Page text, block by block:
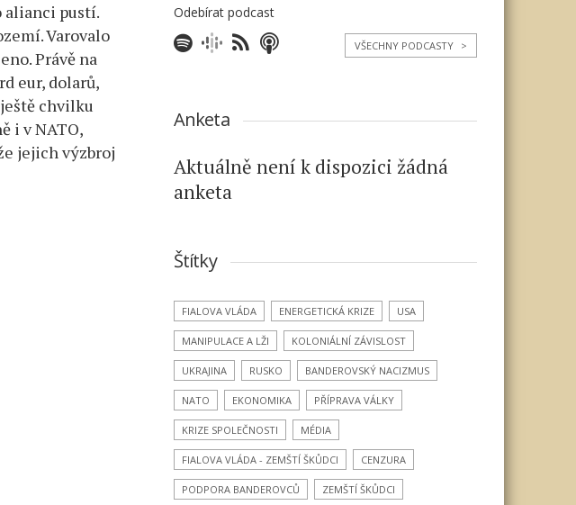
alianci pustí.
Varovalo
Právě na
eur, dolarů,
chvilku
i v NATO,
jejich výzbroj
Odebírat podcast
VŠECHNY PODCASTY >
Anketa
Aktuálně není k dispozici žádná
anketa
Štítky
FIALOVA VLÁDA ENERGETICKÁ KRIZE USA
MANIPULACE A LŽI KOLONIÁLNÍ ZÁVISLOST
UKRAJINA RUSKO BANDEROVSKÝ NACIZMUS
NATO EKONOMIKA PŘÍPRAVA VÁLKY
KRIZE SPOLEČNOSTI MÉDIA
FIALOVA VLÁDA - ZEMŠTÍ ŠKŮDCI CENZURA
PODPORA BANDEROVCŮ ZEMŠTÍ ŠKŮDCI